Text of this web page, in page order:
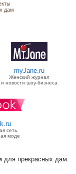
дам
myJane.ru
Женский журнал
и новости шоу-бизнеса
сеть,
моде
для прекрасных дам.